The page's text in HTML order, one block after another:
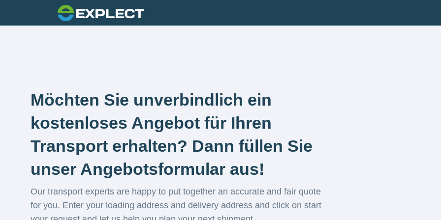
Möchten Sie unverbindlich ein
kostenloses Angebot für Ihren
Transport erhalten? Dann füllen Sie
unser Angebotsformular aus!
Our transport experts are happy to put together an accurate and fair quote
for you. Enter your loading address and delivery address and click on start